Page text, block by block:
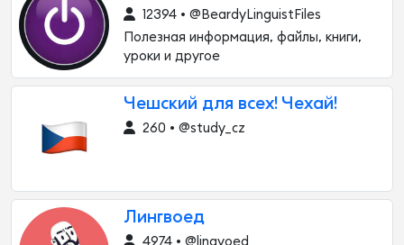
12394 • @BeardyLinguistFiles
Полезная информация, файлы, книги,
уроки и другое
Чешский для всех! Чехай!
260 • @study_cz
Лингвоед
4974 • @lingvoed